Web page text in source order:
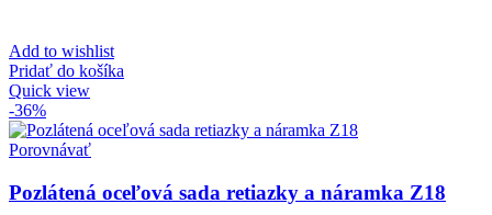
Add to wishlist
Pridať do košíka
Quick view
-36%
Porovnávať
Pozlátená oceľová sada retiazky a náramka Z18